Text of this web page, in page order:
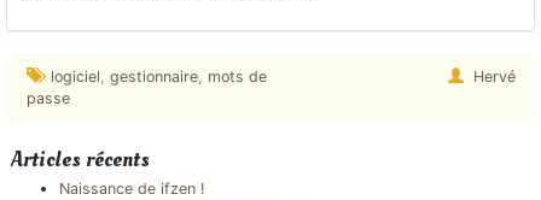
logiciel gestionnaire, mots de
passe
Hervé
Articles récents
Naissance de ifzen !